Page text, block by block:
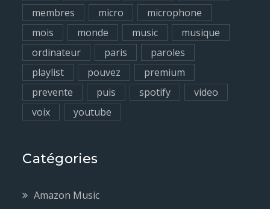
membres
micro
microphone
mois
monde music
musique
ordinateur
paris
paroles
playlist
pouvez
premium
prevente
puis spotify
video
voix
youtube
Catégories
Amazon Music